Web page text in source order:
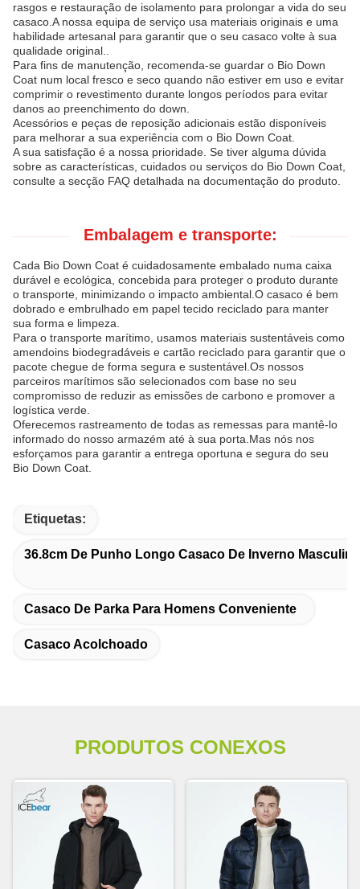
rasgos e restauração de isolamento para prolongar a vida do seu
casaco.A nossa equipa de serviço usa materiais originais e uma
habilidade artesanal para garantir que o seu casaco volte à sua
qualidade original..
Para fins de manutenção, recomenda-se guardar o Bio Down
Coat num local fresco e seco quando não estiver em uso e evitar
comprimir o revestimento durante longos períodos para evitar
danos ao preenchimento do down.
Acessórios e peças de reposição adicionais estão disponíveis
para melhorar a sua experiência com o Bio Down Coat.
A sua satisfação é a nossa prioridade. Se tiver alguma dúvida
sobre as características, cuidados ou serviços do Bio Down Coat,
consulte a secção FAQ detalhada na documentação do produto.
Embalagem e transporte:
Cada Bio Down Coat é cuidadosamente embalado numa caixa
durável e ecológica, concebida para proteger o produto durante
o transporte, minimizando o impacto ambiental.O casaco é bem
dobrado e embrulhado em papel tecido reciclado para manter
sua forma e limpeza.
Para o transporte marítimo, usamos materiais sustentáveis como
amendoins biodegradáveis e cartão reciclado para garantir que o
pacote chegue de forma segura e sustentável.Os nossos
parceiros marítimos são selecionados com base no seu
compromisso de reduzir as emissões de carbono e promover a
logística verde.
Oferecemos rastreamento de todas as remessas para mantê-lo
informado do nosso armazém até à sua porta.Mas nós nos
esforçamos para garantir a entrega oportuna e segura do seu
Bio Down Coat.
Etiquetas:
36.8cm De Punho Longo Casaco De Inverno Masculino
Casaco De Parka Para Homens Conveniente
Casaco Acolchoado
PRODUTOS CONEXOS